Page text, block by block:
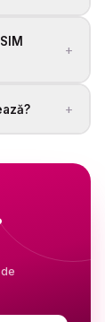
+
+